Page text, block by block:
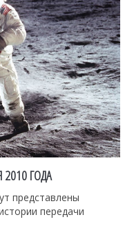
2010 ГОДА
представлены
передачи